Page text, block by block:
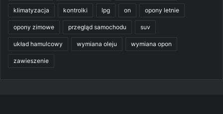
klimatyzacja kontrolki lpg on opony letnie
opony zimowe przegląd samochodu suv
układ hamulcowy wymiana oleju wymiana opon
zawieszenie